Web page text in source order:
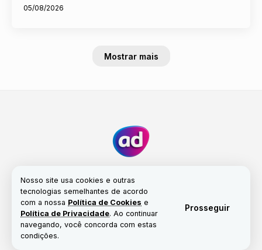
Nosso site usa cookies e outras
tecnologias semelhantes de acordo
com a nossa Política de Cookies e
Política de Privacidade. Ao continuar
navegando, você concorda com estas
condições.
Prosseguir
05/08/2026
Mostrar mais
Fale conosco Nossa história
Propriedade
Política de Cookies